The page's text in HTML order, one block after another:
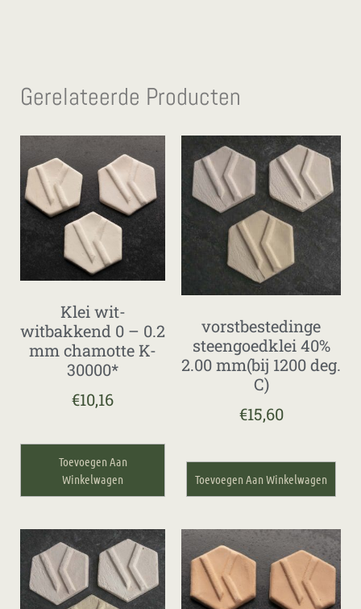
Gerelateerde Producten
Klei wit-
witbakkend 0 – 0.2
mm chamotte K-
30000*
€10,16
Toevoegen Aan
Winkelwagen
vorstbestedinge
steengoedklei 40%
2.00 mm(bij 1200 deg.
C)
€15,60
Toevoegen Aan Winkelwagen